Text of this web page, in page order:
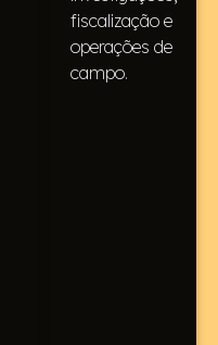
fiscalização e
operações de
campo.